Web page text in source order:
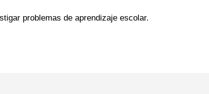
problemas de aprendizaje escolar.